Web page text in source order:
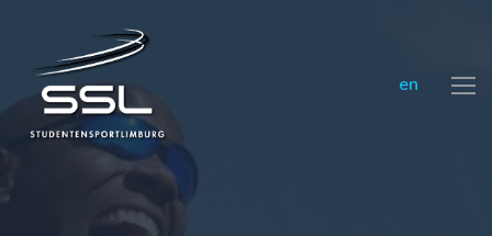
en